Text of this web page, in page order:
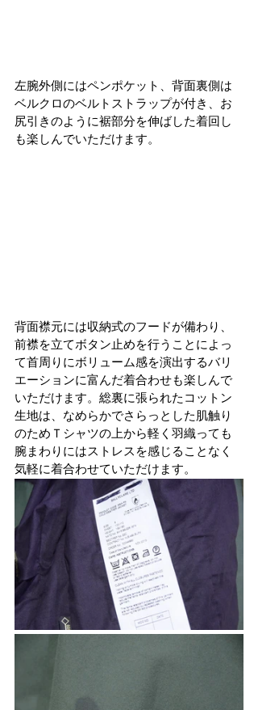
左腕外側にはペンポケット、背面裏側は
ベルクロのベルトストラップが付き、お
尻引きのように裾部分を伸ばした着回し
も楽しんでいただけます。
背面襟元には収納式のフードが備わり、
前襟を立てボタン止めを行うことによっ
て首周りにボリューム感を演出するバリ
エーションに富んだ着合わせも楽しんで
いただけます。総裏に張られたコットン
生地は、なめらかでさらっとした肌触り
のためＴシャツの上から軽く羽織っても
腕まわりにはストレスを感じることなく
気軽に着合わせていただけます。